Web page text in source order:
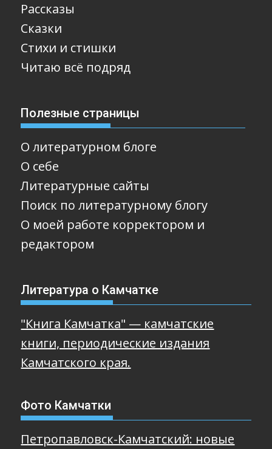
Рассказы
Сказки
Стихи и стишки
Читаю всё подряд
Полезные страницы
О литературном блоге
О себе
Литературные сайты
Поиск по литературному блогу
О моей работе корректором и
редактором
Литература о Камчатке
"Книга Камчатка" — камчатские
книги, периодические издания
Камчатского края.
Фото Камчатки
Петропавловск-Камчатский: новые